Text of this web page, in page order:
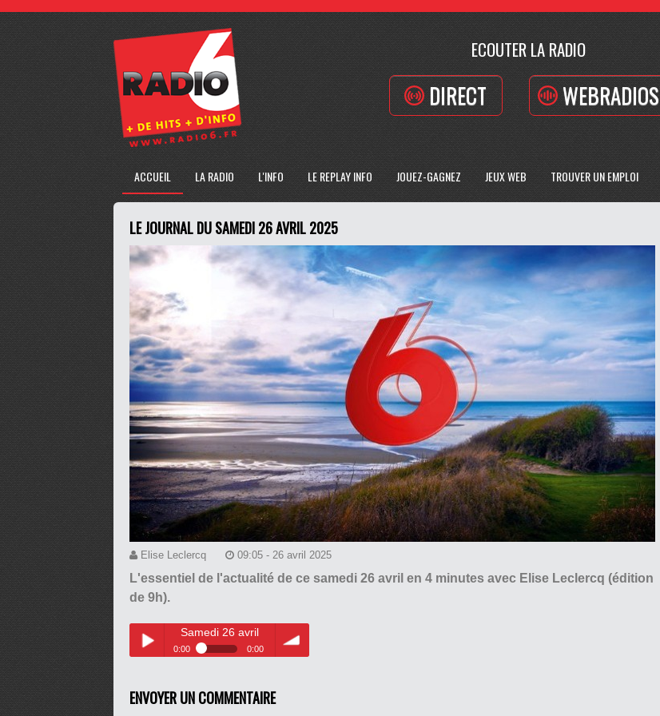
ECOUTER LA RADIO
DIRECT WEBRADIOS
ACCUEIL LA RADIO L'INFO LE REPLAY INFO JOUEZ-GAGNEZ JEUX WEB TROUVER UN EMPLOI
LE JOURNAL DU SAMEDI 26 AVRIL 2025
Elise Leclercq 09:05 - 26 avril 2025
L'essentiel de l'actualité de ce samedi 26 avril en 4 minutes avec Elise Leclercq (édition
de 9h).
Samedi 26 avril
0:00 0:00
ENVOYER UN COMMENTAIRE